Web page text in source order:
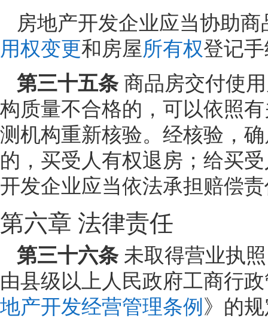
房地产开发企业应当协助
用权变更和房屋所有权登记
第三十五条 商品房交付使
构质量不合格的，可以依照
测机构重新核验。经核验，
的，买受人有权退房；给买
开发企业应当依法承担赔偿
第六章 法律责任
第三十六条 未取得营业执
由县级以上人民政府工商行
地产开发经营管理条例 》的